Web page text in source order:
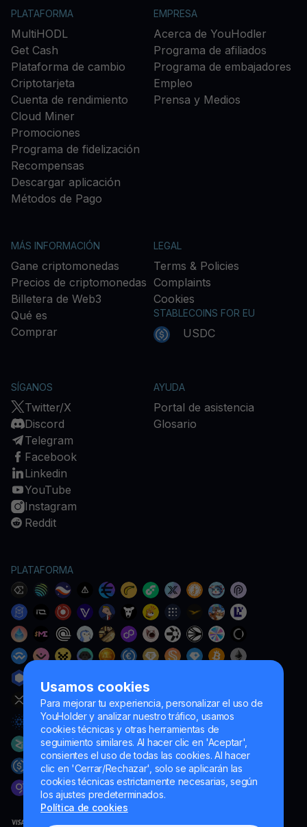
Usamos cookies
Para mejorar tu experiencia, personalizar el uso de
YouHolder y analizar nuestro tráfico, usamos
cookies técnicas y otras herramientas de
seguimiento similares. Al hacer clic en 'Aceptar',
consientes el uso de todas las cookies. Al hacer
clic en 'Cerrar/Rechazar', solo se aplicarán las
cookies técnicas estrictamente necesarias, según
los ajustes predeterminados.
Política de cookies
PLATAFORMA
MultiHODL
Get Cash
Plataforma de cambio
Criptotarjeta
Cuenta de rendimiento
Cloud Miner
Promociones
Programa de fidelización
Recompensas
Descargar aplicación
Métodos de Pago
EMPRESA
Acerca de YouHodler
Programa de afiliados
Programa de embajadores
Empleo
Prensa y Medios
MÁS INFORMACIÓN
Gane criptomonedas
Precios de criptomonedas
Billetera de Web3
Qué es
Comprar
LEGAL
Terms & Policies
Complaints
Cookies
STABLECOINS FOR EU
USDC
SÍGANOS
Twitter/X
Discord
Telegram
Facebook
Linkedin
YouTube
Instagram
Reddit
AYUDA
Portal de asistencia
Glosario
PLATAFORMA